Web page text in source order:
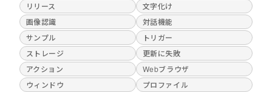
リリース
文字化け
画像認識
対話機能
サンプル
トリガー
ストレージ
更新に失敗
アクション
Webブラウザ
ウィンドウ
プロファイル